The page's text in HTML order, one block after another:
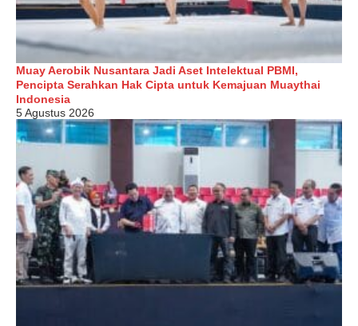
Muay Aerobik Nusantara Jadi Aset Intelektual PBMI,
Pencipta Serahkan Hak Cipta untuk Kemajuan Muaythai
Indonesia
5 Agustus 2026